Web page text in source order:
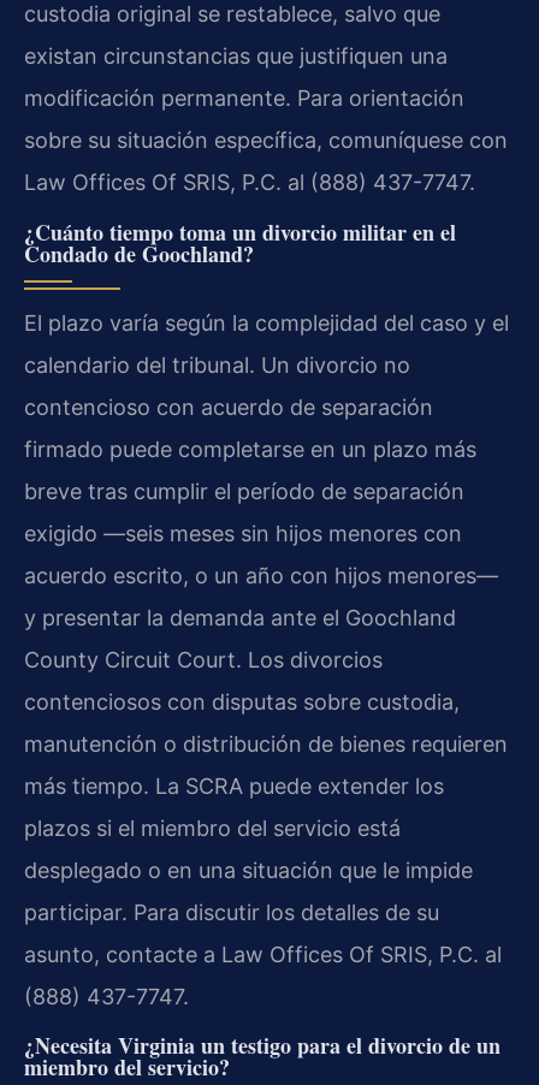
custodia original se restablece, salvo que
existan circunstancias que justifiquen una
modificación permanente. Para orientación
sobre su situación específica, comuníquese con
Law Offices Of SRIS, P.C. al (888) 437-7747.
¿Cuánto tiempo toma un divorcio militar en el
Condado de Goochland?
El plazo varía según la complejidad del caso y el
calendario del tribunal. Un divorcio no
contencioso con acuerdo de separación
firmado puede completarse en un plazo más
breve tras cumplir el período de separación
exigido —seis meses sin hijos menores con
acuerdo escrito, o un año con hijos menores—
y presentar la demanda ante el Goochland
County Circuit Court. Los divorcios
contenciosos con disputas sobre custodia,
manutención o distribución de bienes requieren
más tiempo. La SCRA puede extender los
plazos si el miembro del servicio está
desplegado o en una situación que le impide
participar. Para discutir los detalles de su
asunto, contacte a Law Offices Of SRIS, P.C. al
(888) 437-7747.
¿Necesita Virginia un testigo para el divorcio de un
miembro del servicio?